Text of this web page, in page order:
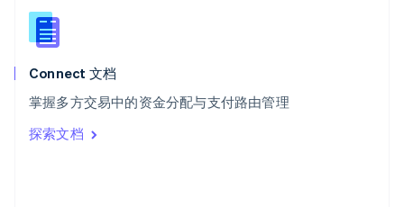
Connect 文档
掌握多方交易中的资金分配与支付路由管理
探索文档
新西兰
English
匈牙利
English
ItalianoEnglish
印度
English